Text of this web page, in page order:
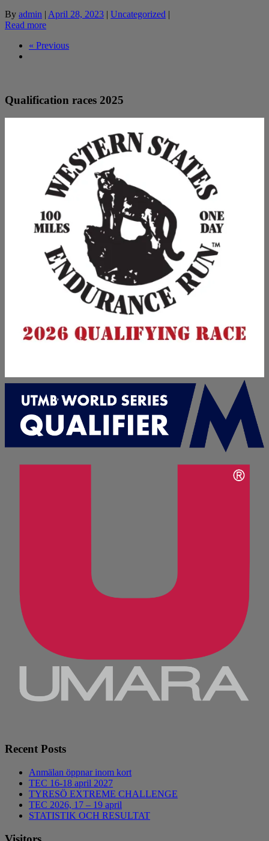
By admin | April 28, 2023 | Uncategorized |
Read more
« Previous
Qualification races 2025
Recent Posts
Anmälan öppnar inom kort
TEC 16-18 april 2027
TYRESÖ EXTREME CHALLENGE
TEC 2026, 17 – 19 april
STATISTIK OCH RESULTAT